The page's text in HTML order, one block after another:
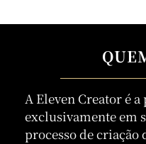
A Eleven Creator é
exclusivamente em
processo de criação